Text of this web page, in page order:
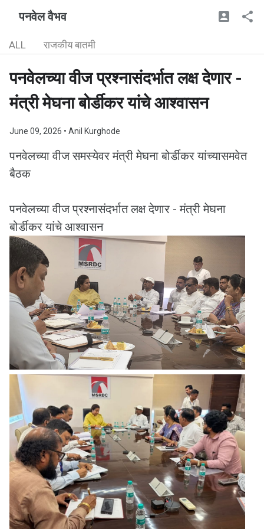
पनवेल वैभव
ALL राजकीय बातमी
पनवेलच्या वीज प्रश्नासंदर्भात लक्ष देणार -
मंत्री मेघना बोर्डीकर यांचे आश्वासन
June 09, 2026 • Anil Kurghode
पनवेलच्या वीज समस्येवर मंत्री मेघना बोर्डीकर यांच्यासमवेत
बैठक
पनवेलच्या वीज प्रश्नासंदर्भात लक्ष देणार - मंत्री मेघना
बोर्डीकर यांचे आश्वासन